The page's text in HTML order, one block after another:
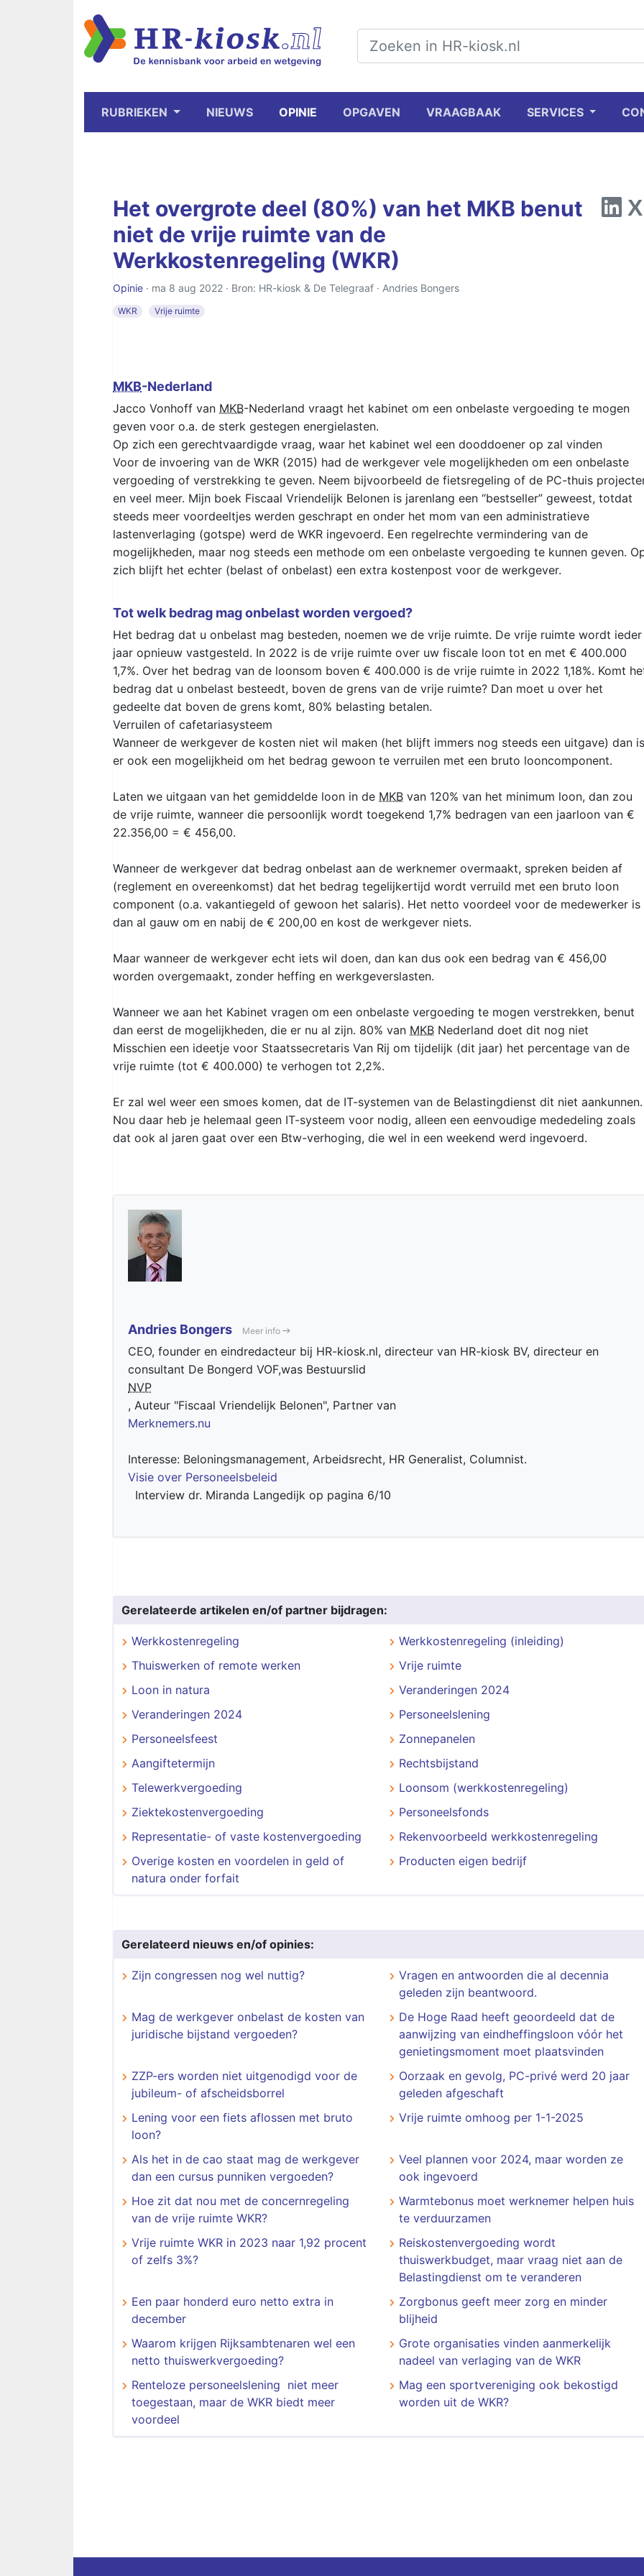
RUBRIEKEN NIEUWS OPINIE OPGAVEN VRAAGBAAK SERVICES
Het overgrote deel (80%) van het MKB benut
niet de vrije ruimte van de
Werkkostenregeling (WKR)
Opinie · ma 8 aug 2022 · Bron: HR-kiosk & De Telegraaf · Andries Bongers
WKR Vrije ruimte
MKB-Nederland
Jacco Vonhoff van MKB-Nederland vraagt het kabinet om een onbelaste vergoeding te mogen
geven voor o.a. de sterk gestegen energielasten.
Op zich een gerechtvaardigde vraag, waar het kabinet wel een dooddoener op zal vinden
Voor de invoering van de WKR (2015) had de werkgever vele mogelijkheden om een onbelaste
vergoeding of verstrekking te geven. Neem bijvoorbeeld de fietsregeling of de PC-thuis
en veel meer. Mijn boek Fiscaal Vriendelijk Belonen is jarenlang een “bestseller” geweest, totdat
steeds meer voordeeltjes werden geschrapt en onder het mom van een administratieve
lastenverlaging (gotspe) werd de WKR ingevoerd. Een regelrechte vermindering van de
mogelijkheden, maar nog steeds een methode om een onbelaste vergoeding te kunnen geven.
zich blijft het echter (belast of onbelast) een extra kostenpost voor de werkgever.
Tot welk bedrag mag onbelast worden vergoed?
Het bedrag dat u onbelast mag besteden, noemen we de vrije ruimte. De vrije ruimte wordt ieder
jaar opnieuw vastgesteld. In 2022 is de vrije ruimte over uw fiscale loon tot en met € 400.000
1,7%. Over het bedrag van de loonsom boven € 400.000 is de vrije ruimte in 2022 1,18%. Komt
bedrag dat u onbelast besteedt, boven de grens van de vrije ruimte? Dan moet u over het
gedeelte dat boven de grens komt, 80% belasting betalen.
Verruilen of cafetariasysteem
Wanneer de werkgever de kosten niet wil maken (het blijft immers nog steeds een uitgave) dan is
er ook een mogelijkheid om het bedrag gewoon te verruilen met een bruto looncomponent.
Laten we uitgaan van het gemiddelde loon in de MKB van 120% van het minimum loon, dan zou
de vrije ruimte, wanneer die persoonlijk wordt toegekend 1,7% bedragen van een jaarloon van €
22.356,00 = € 456,00.
Wanneer de werkgever dat bedrag onbelast aan de werknemer overmaakt, spreken beiden af
(reglement en overeenkomst) dat het bedrag tegelijkertijd wordt verruild met een bruto loon
component (o.a. vakantiegeld of gewoon het salaris). Het netto voordeel voor de medewerker is
dan al gauw om en nabij de € 200,00 en kost de werkgever niets.
Maar wanneer de werkgever echt iets wil doen, dan kan dus ook een bedrag van € 456,00
worden overgemaakt, zonder heffing en werkgeverslasten.
Wanneer we aan het Kabinet vragen om een onbelaste vergoeding te mogen verstrekken, benut
dan eerst de mogelijkheden, die er nu al zijn. 80% van MKB Nederland doet dit nog niet
Misschien een ideetje voor Staatssecretaris Van Rij om tijdelijk (dit jaar) het percentage van de
vrije ruimte (tot € 400.000) te verhogen tot 2,2%.
Er zal wel weer een smoes komen, dat de IT-systemen van de Belastingdienst dit niet aankunnen.
Nou daar heb je helemaal geen IT-systeem voor nodig, alleen een eenvoudige mededeling zoals
dat ook al jaren gaat over een Btw-verhoging, die wel in een weekend werd ingevoerd.
Andries Bongers Meer info
CEO, founder en eindredacteur bij HR-kiosk.nl, directeur van HR-kiosk BV, directeur en
consultant De Bongerd VOF,was Bestuurslid
NVP
, Auteur "Fiscaal Vriendelijk Belonen", Partner van
Merknemers.nu
Interesse: Beloningsmanagement, Arbeidsrecht, HR Generalist, Columnist.
Visie over Personeelsbeleid
Interview dr. Miranda Langedijk op pagina 6/10
Gerelateerde artikelen en/of partner bijdragen:
Werkkostenregeling
Werkkostenregeling (inleiding)
Thuiswerken of remote werken
Vrije ruimte
Loon in natura
Veranderingen 2024
Veranderingen 2024
Personeelslening
Personeelsfeest
Zonnepanelen
Aangiftetermijn
Rechtsbijstand
Telewerkvergoeding
Loonsom (werkkostenregeling)
Ziektekostenvergoeding
Personeelsfonds
Representatie- of vaste kostenvergoeding
Rekenvoorbeeld werkkostenregeling
Overige kosten en voordelen in geld of
natura onder forfait
Producten eigen bedrijf
Gerelateerd nieuws en/of opinies:
Zijn congressen nog wel nuttig?
Vragen en antwoorden die al decennia
geleden zijn beantwoord.
Mag de werkgever onbelast de kosten van
juridische bijstand vergoeden?
De Hoge Raad heeft geoordeeld dat de
aanwijzing van eindheffingsloon vóór het
genietingsmoment moet plaatsvinden
​​​​​​​ZZP-ers worden niet uitgenodigd voor de
jubileum- of afscheidsborrel
Oorzaak en gevolg, PC-privé werd 20 jaar
geleden afgeschaft
Lening voor een fiets aflossen met bruto
loon?
Vrije ruimte omhoog per 1-1-2025
Als het in de cao staat mag de werkgever
dan een cursus punniken vergoeden?
Veel plannen voor 2024, maar worden ze
ook ingevoerd
Hoe zit dat nou met de concernregeling
van de vrije ruimte WKR?
Warmtebonus moet werknemer helpen huis
te verduurzamen
Vrije ruimte WKR in 2023 naar 1,92 procent
of zelfs 3%?
Reiskostenvergoeding wordt
thuiswerkbudget, maar vraag niet aan de
Belastingdienst om te veranderen
Een paar honderd euro netto extra in
december
Zorgbonus geeft meer zorg en minder
blijheid
Waarom krijgen Rijksambtenaren wel een
netto thuiswerkvergoeding?
Grote organisaties vinden aanmerkelijk
nadeel van verlaging van de WKR
Renteloze personeelslening niet meer
toegestaan, maar de WKR biedt meer
voordeel
Mag een sportvereniging ook bekostigd
worden uit de WKR?